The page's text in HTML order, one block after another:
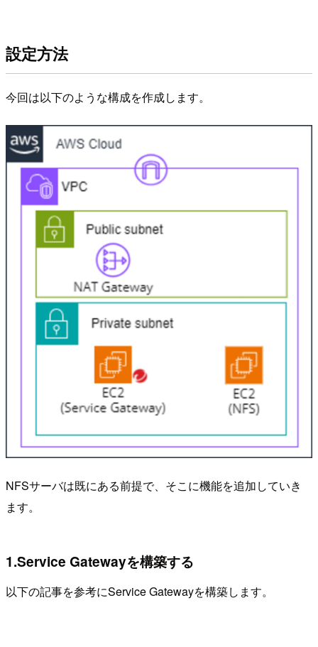
設定方法
今回は以下のような構成を作成します。
NFSサーバは既にある前提で、そこに機能を追加していき
ます。
1.Service Gatewayを構築する
以下の記事を参考にService Gatewayを構築します。